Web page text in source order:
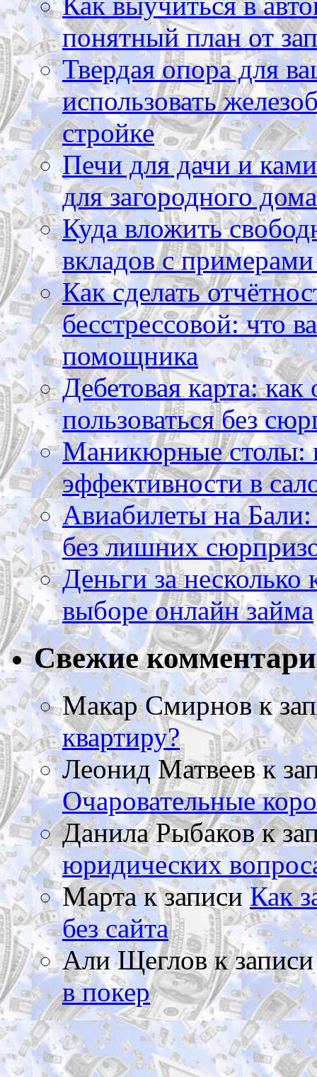
понятный план от
Твердая опора для
использовать
стройке
Печи для дачи и
для загородного дома
Куда вложить
вкладов с
Как сделать
бесстрессовой: что
помощника
Дебетовая карта:
пользоваться без
Маникюрные столы:
эффективности в
Авиабилеты на Бали:
без лишних
Деньги за
выборе онлайн займа
Свежие
Макар Смирновк
квартиру?
Леонид Матвеевк
Очаровательные
Данила Рыбаковк
юридических
Мартак записиКак
без сайта
Али Щегловк
в покер